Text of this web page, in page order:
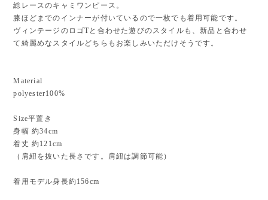
総レースのキャミワンピース。
膝ほどまでのインナーが付いているので一枚でも着用可能です。
ヴィンテージのロゴTと合わせた遊びのスタイルも、新品と合わせ
て綺麗めなスタイルどちらもお楽しみいただけそうです。
Material
polyester100%
Size平置き
身幅 約34cm
着丈 約121cm
（肩紐を抜いた長さです。肩紐は調節可能）
着用モデル身長約156cm